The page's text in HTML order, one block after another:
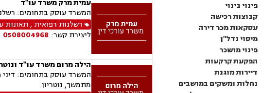
פינוי בינוי
קבוצות רכישה
עסקאות מכר דירה
מיסוי נדל"ן
פינוי מושכר
הפקעת קרקעות
דיירות מוגנת
נחלות ומשקים במושבים
עמית מרק משרד עו"ד
המשרד עוסק בתחומים:
רשלנות רפואית , תאונות
ליצירת קשר: 0508004968
הילה מרום משרד עו"ד
המשרד עוסק בתחומים: דיני
מתמשך, נוטריון.